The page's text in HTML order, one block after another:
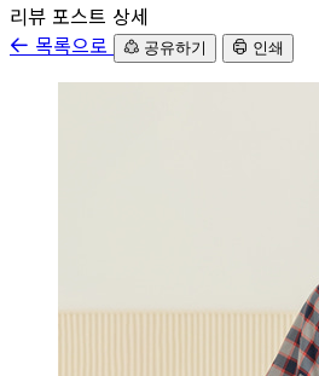
본문으로 바로가기
리뷰 포스트 상세
목록으로
공유하기 인쇄